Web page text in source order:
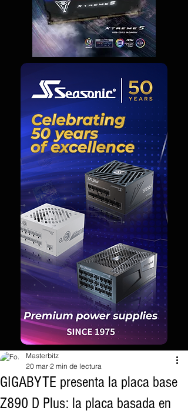
GIGABYTE presenta la placa base
Z890 D Plus: la placa basada en
Masterbitz
20 mar 2 min de lectura